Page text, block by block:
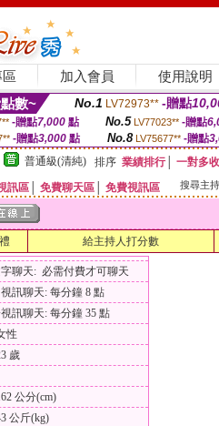
加入會員 使用說明
數~ No.1 LV72973** -贈點
-贈點7,000點 No.5 LV77023** -贈點
-贈點3,000 點 No.8 LV75677** -贈點
普通級(清純) 排序 業績排行│ 一對多
訊區 免費聊天區 免費視訊區 搜尋主
給主持人打分數
聊天: 必需付費才可聊天
訊聊天: 每分鐘 8 點
訊聊天: 每分鐘 35 點
性
歲
公分(cm)
公斤(kg)